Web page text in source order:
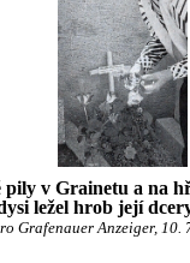
pily v Grainetu a na
ležel hrob její
Grafenauer Anzeiger, 10.